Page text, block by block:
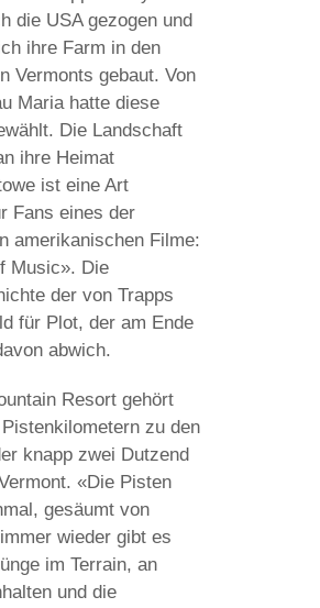
die USA gezogen und
ihre Farm in den
Vermonts gebaut. Von
Maria hatte diese
Die Landschaft
ihre Heimat
ist eine Art
Fans eines der
amerikanischen Filme:
Music». Die
der von Trapps
für Plot, der am Ende
abwich.
Resort gehört
zu den
knapp zwei Dutzend
«Die Pisten
gesäumt von
wieder gibt es
im Terrain, an
und die